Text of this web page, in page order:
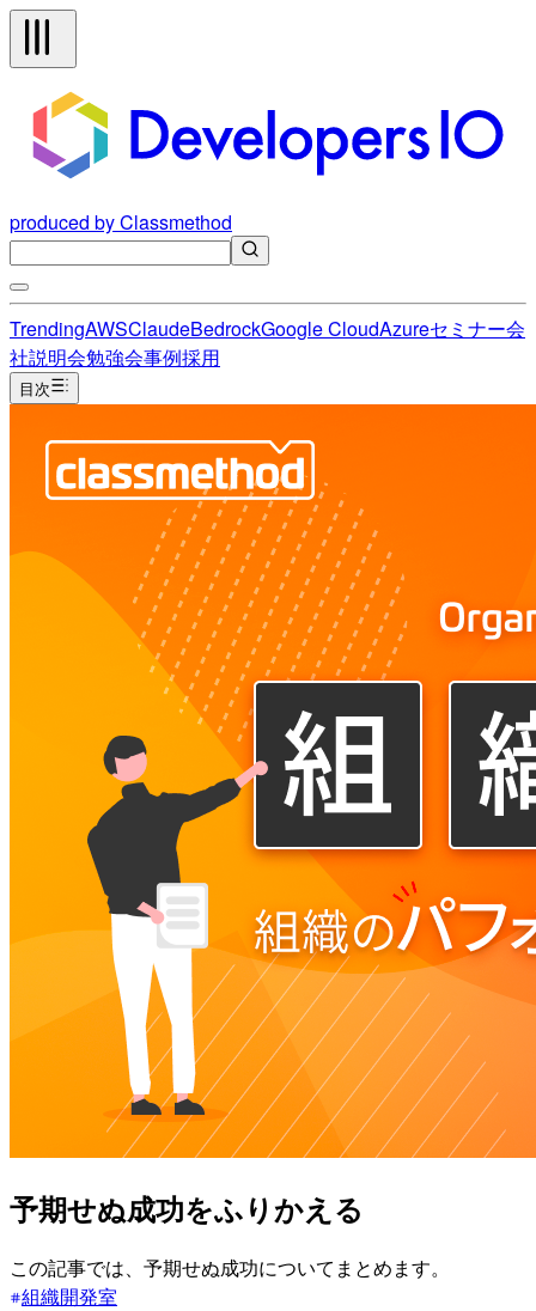
produced by Classmethod
TrendingAWSClaudeBedrockGoogle CloudAzureセミナー会
社説明会勉強会事例採用
目次
予期せぬ成功をふりかえる
この記事では、予期せぬ成功についてまとめます。
組織開発室